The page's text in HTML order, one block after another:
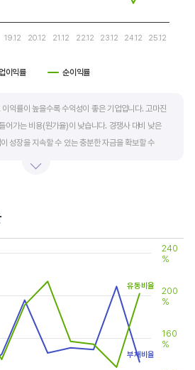
이익률 순이익률
19.12 20.12 21.12 22.12 23.12 24.12 25.12
익률이 높을수록 수익성이 좋은 기업입니다. 고마진
어가는 비용(원가율)이 낮습니다. 경쟁사 대비 낮은
성장을 지속할 수 있는 충분한 자금을 확보할 수
은 타사 대비 제품(서비스)의 경쟁력이 높은 것으로
categories.
values, and values.
160
%
200
%
240
%
부채비율
유동비율